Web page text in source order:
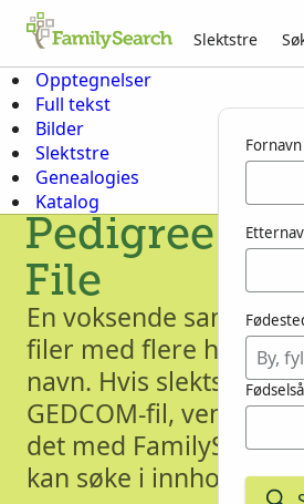
Slektstre
Opptegnelser
Full tekst
Bilder
Slektstre
Genealogies
Katalog
Pedigree
File
En voksende samling
filer med flere hundre
navn. Hvis slektstreet
GEDCOM-fil, vennligst
det med FamilySearch
kan søke i innholdet.
Fornavn